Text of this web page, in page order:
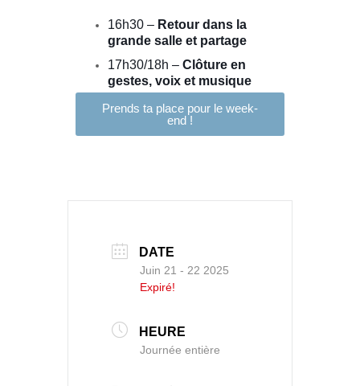
16h30 – Retour dans la
grande salle et partage
17h30/18h – Clôture en
gestes, voix et musique
Prends ta place pour le week-
end !
DATE
Juin 21 - 22 2025
Expiré!
HEURE
Journée entière